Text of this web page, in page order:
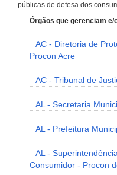
públicas de defesa dos
Órgãos que gerenciam
AC - Diretoria de
Procon Acre
AC - Tribunal de
AL - Secretaria
AL - Prefeitura
AL -
Consumidor - Procon